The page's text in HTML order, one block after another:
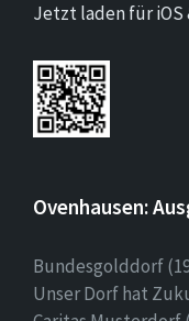
Jetzt laden für iOS
Ovenhausen:
Bundesgolddorf
Unser Dorf hat